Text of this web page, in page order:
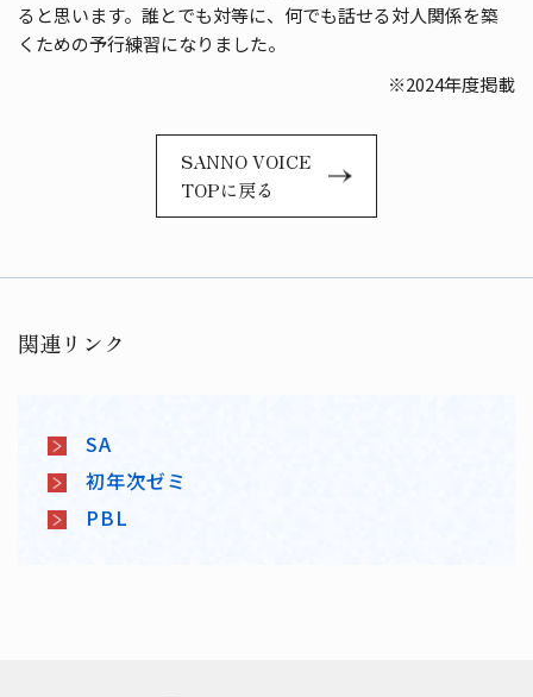
ると思います。誰とでも対等に、何でも話せる対人関係を築
くための予行練習になりました。
※2024年度掲載
SANNO VOICE
TOPに戻る
関連リンク
SA
初年次ゼミ
PBL